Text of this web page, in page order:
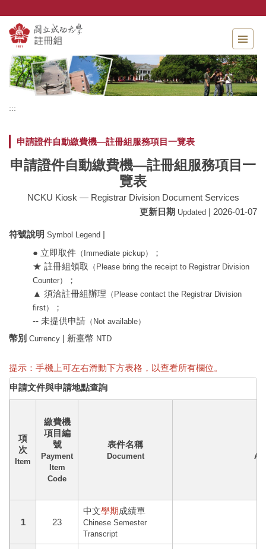
主
要
內
容
區
:::
申請證件自動繳費機—註冊組服務項目一覽表
申請證件自動繳費機—註冊組服務項目一
覽表
NCKU Kiosk — Registrar Division Document Services
更新日期 Updated | 2026-01-07
符號說明 Symbol Legend |
● 立即取件 （Immediate pickup）
；
★ 註冊組領取
（Please bring the receipt to Registrar Division
Counter）
；
▲ 須洽註冊組辦理 （Please contact the Registrar Division
first）
；
-- 未提供申請 （Not available）
幣別 Currency | 新臺幣 NTD
提示：手機上可左右滑動下方表格，以查看所有欄位。
申請文件與申請地點查詢
項
次
Item
繳費機
項目編
號
Payment
Item
Code
表件名稱
Document
1 23
中文學期成績單
Chinese Semester
Transcript